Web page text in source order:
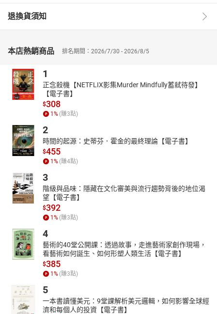
退換貨須知
本店熱銷商品 排名期間：2026/7/30 - 2026/8/5
1
正念殺機【NETFLIX影集Murder Mindfully蓄弒待發】
【電子書】
$308
1% (賺3點)
2
時間的起源：史蒂芬．霍金的最終理論【電子書】
$455
1% (賺4點)
3
階級與品味：隱藏在文化審美與流行趨勢背後的地位渴
望【電子書】
$392
1% (賺3點)
4
藝術的40堂公開課：透過故事，走進藝術家創作現場，
看藝術如何誕生、如何形塑人類生活【電子書】
$385
1% (賺3點)
5
一本書讀懂美元：9堂課解析美元邏輯，如何影響全球經
濟和每個人的投資【電子書】